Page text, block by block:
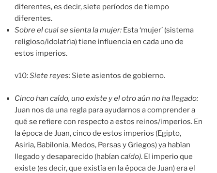
diferentes, es decir, siete períodos de tiempo
diferentes.
Sobre el cual se sienta la mujer: Esta ‘mujer’ (sistema
religioso/idolatría) tiene influencia en cada uno de
estos imperios.
v10:Siete reyes: Siete asientos de gobierno.
Cinco han caído, uno existe y el otro aún no ha llegado:
Juan nos da una regla para ayudarnos a comprender a
qué se refiere con respecto a estos reinos/imperios. En
la época de Juan, cinco de estos imperios (Egipto,
Asiria, Babilonia, Medos, Persas y Griegos) ya habían
llegado y desaparecido (habían caído). El imperio que
existe (es decir, que existía en la época de Juan) era el